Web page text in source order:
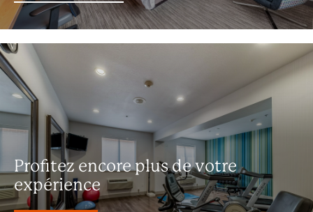
Profitez encore plus de votre
expérience